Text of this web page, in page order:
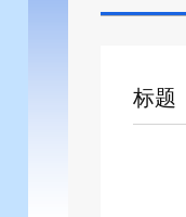
标题